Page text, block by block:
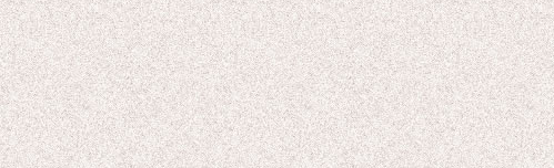
ら行 コスプレ衣装 (全商品)
ラブライブ
RAIL WARS! -日本國有鉄道公安隊-